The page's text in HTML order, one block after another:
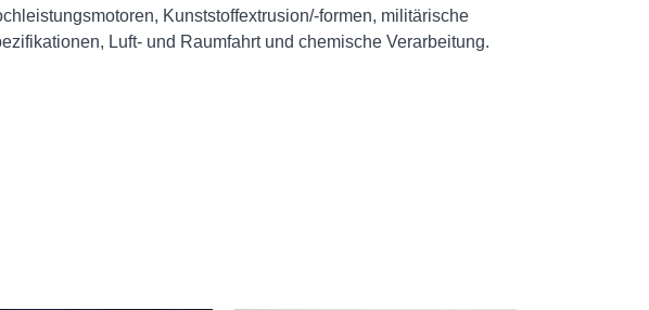
Kunststoffextrusion/-formen, militärische
Luft- und Raumfahrt und chemische Verarbeitung.